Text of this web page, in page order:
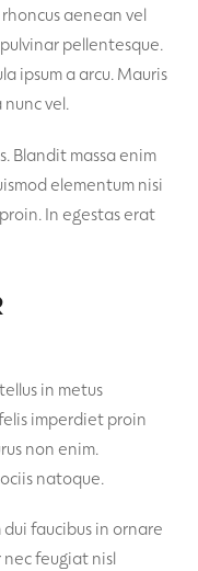
aenean vel
pellentesque.
ipsum a arcu. Mauris
vel.
Blandit massa enim
elementum nisi
In egestas erat
in metus
imperdiet proin
non enim.
natoque.
faucibus in ornare
nec feugiat nisl